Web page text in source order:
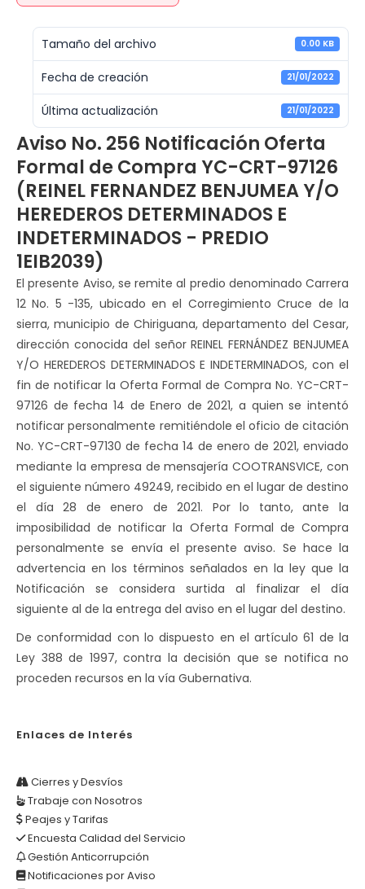
Tamaño del archivo 0.00 KB
Fecha de creación 21/01/2022
Última actualización 21/01/2022
Aviso No. 256 Notificación Oferta
Formal de Compra YC-CRT-97126
(REINEL FERNANDEZ BENJUMEA Y/O
HEREDEROS DETERMINADOS E
INDETERMINADOS - PREDIO
1EIB2039)
El presente Aviso, se remite al predio denominado Carrera
12 No. 5 -135, ubicado en el Corregimiento Cruce de la
sierra, municipio de Chiriguana, departamento del Cesar,
dirección conocida del señor REINEL FERNÁNDEZ BENJUMEA
Y/O HEREDEROS DETERMINADOS E INDETERMINADOS, con el
fin de notificar la Oferta Formal de Compra No. YC-CRT-
97126 de fecha 14 de Enero de 2021, a quien se intentó
notificar personalmente remitiéndole el oficio de citación
No. YC-CRT-97130 de fecha 14 de enero de 2021, enviado
mediante la empresa de mensajería COOTRANSVICE, con
el siguiente número 49249, recibido en el lugar de destino
el día 28 de enero de 2021. Por lo tanto, ante la
imposibilidad de notificar la Oferta Formal de Compra
personalmente se envía el presente aviso. Se hace la
advertencia en los términos señalados en la ley que la
Notificación se considera surtida al finalizar el día
siguiente al de la entrega del aviso en el lugar del destino.
De conformidad con lo dispuesto en el artículo 61 de la
Ley 388 de 1997, contra la decisión que se notifica no
proceden recursos en la vía Gubernativa.
Enlaces de Interés
Cierres y Desvíos
Trabaje con Nosotros
Peajes y Tarifas
Encuesta Calidad del Servicio
Gestión Anticorrupción
Notificaciones por Aviso